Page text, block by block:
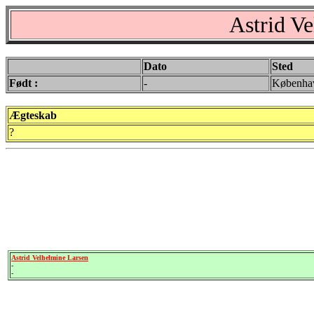
Astrid
Dato
Sted
Født :
-
Ægteskab
?
Astrid Velhelmine Larsen
-
-